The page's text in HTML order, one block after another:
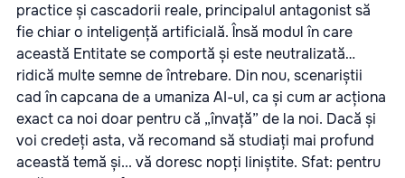
practice și cascadorii reale, principalul antagonist să
fie chiar o inteligență artificială. Însă modul în care
această Entitate se comportă și este neutralizată…
ridică multe semne de întrebare. Din nou, scenariștii
cad în capcana de a umaniza AI-ul, ca și cum ar acționa
exact ca noi doar pentru că „învață” de la noi. Dacă și
voi credeți asta, vă recomand să studiați mai profund
această temă și... vă doresc nopți liniștite. Sfat: pentru